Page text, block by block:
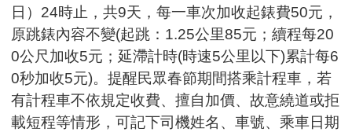
日）24時止，共9天，每一車次加收起錶費50元，
原跳錶內容不變(起跳：1.25公里85元；續程每20
0公尺加收5元；延滯計時(時速5公里以下)累計每6
0秒加收5元)。提醒民眾春節期間搭乘計程車，若
有計程車不依規定收費、擅自加價、故意繞道或拒
載短程等情形，可記下司機姓名、車號、乘車日期